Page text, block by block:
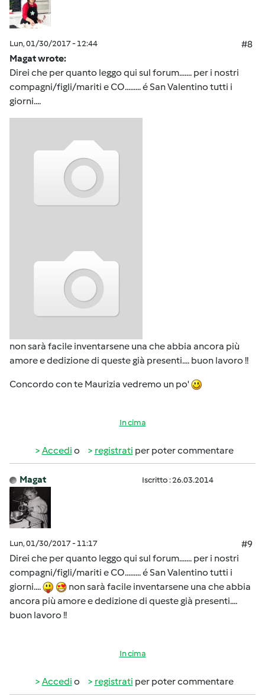
Lun, 01/30/2017 - 12:44
#8
Magat wrote:
Direi che per quanto leggo qui sul forum....... per i nostri
compagni/figli/mariti e CO......... é San Valentino tutti i
giorni....
non sarà facile inventarsene una che abbia ancora più
amore e dedizione di queste già presenti.... buon lavoro !!
Concordo con te Maurizia vedremo un po'
In cima
Accedi o registrati per poter commentare
Magat Iscritto : 26.03.2014
Lun, 01/30/2017 - 11:17
#9
Direi che per quanto leggo qui sul forum....... per i nostri
compagni/figli/mariti e CO......... é San Valentino tutti i
giorni....
non sarà facile inventarsene una che abbia
ancora più amore e dedizione di queste già presenti....
buon lavoro !!
In cima
Accedi o registrati per poter commentare